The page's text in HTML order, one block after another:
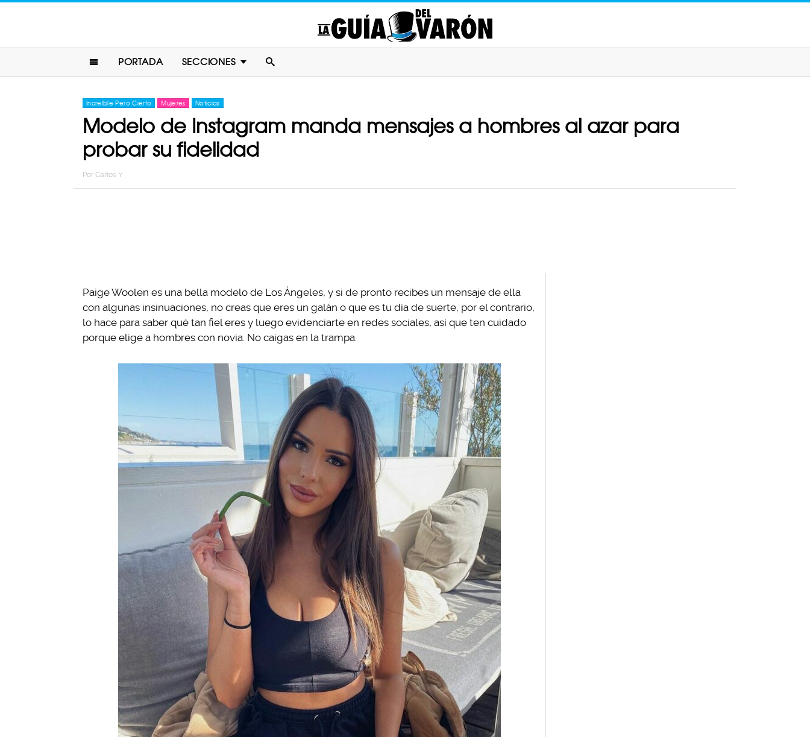
PORTADA SECCIONES
Increíble Pero Cierto Mujeres Noticias
Modelo de Instagram manda mensajes a hombres al azar para
probar su fidelidad
Por Carlos Y
Paige Woolen es una bella modelo de Los Ángeles, y si de pronto recibes un mensaje de ella
con algunas insinuaciones, no creas que eres un galán o que es tu día de suerte, por el contrario,
lo hace para saber qué tan fiel eres y luego evidenciarte en redes sociales, así que ten cuidado
porque elige a hombres con novia. No caigas en la trampa.